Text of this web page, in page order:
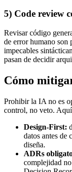
5) Code review
Revisar código
de error humano son
impecables
pasan de decidir
Cómo
Prohibir la IA no es
control, no veto.
Design-First:
datos antes de
diseña.
ADRs
complejidad